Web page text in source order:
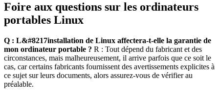
Foire aux questions sur les ordinateurs
portables Linux
Q : L&#8217installation de Linux affectera-t-elle la garantie de
mon ordinateur portable ? R : Tout dépend du fabricant et des
circonstances, mais malheureusement, il arrive parfois que ce soit le
cas, car certains fabricants fournissent des avertissements explicites à
ce sujet sur leurs documents, alors assurez-vous de vérifier au
préalable.